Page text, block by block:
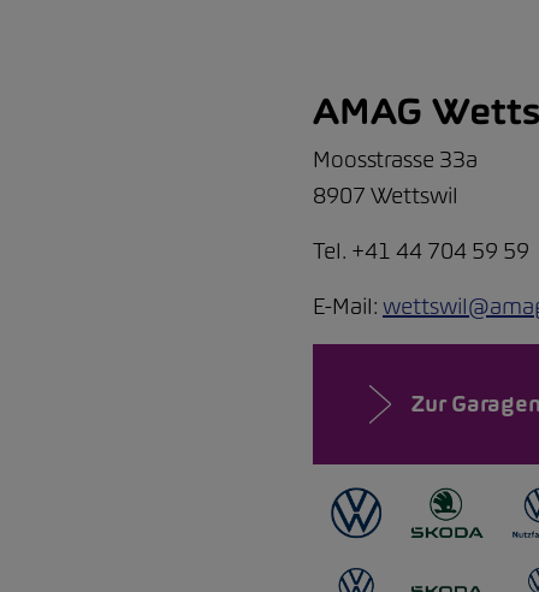
AMAG
Moosstrasse 33a
8907 Wettswil
Tel. +41 44 704 59 59
E-Mail:
Zur